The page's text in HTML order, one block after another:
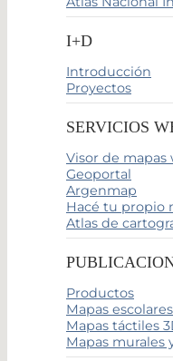
I+D
Introducción
Proyectos
SERVICIOS
Visor de mapas
Geoportal
Argenmap
Hacé tu propio
Atlas de
Productos
Mapas escolares
Mapas táctiles
Mapas murales